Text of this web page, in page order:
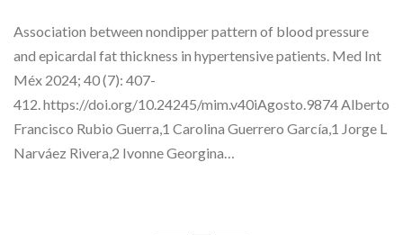
Association between nondipper pattern of blood pressure
and epicardal fat thickness in hypertensive patients. Med Int
Méx 2024; 40 (7): 407-
412. https://doi.org/10.24245/mim.v40iAgosto.9874 Alberto
Francisco Rubio Guerra,1 Carolina Guerrero García,1 Jorge L
Narváez Rivera,2 Ivonne Georgina…